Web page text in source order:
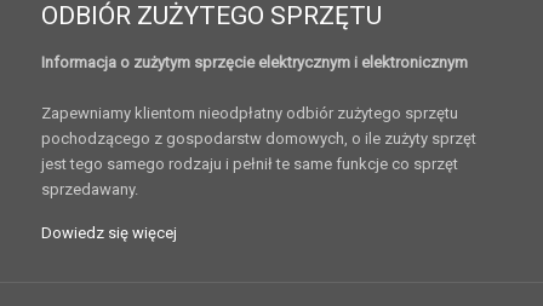
ODBIÓR ZUŻYTEGO SPRZĘTU
Informacja o zużytym sprzęcie elektrycznym i elektronicznym
Zapewniamy klientom nieodpłatny odbiór zużytego sprzętu
pochodzącego z gospodarstw domowych, o ile zużyty sprzęt
jest tego samego rodzaju i pełnił te same funkcje co sprzęt
sprzedawany.
Dowiedz się więcej